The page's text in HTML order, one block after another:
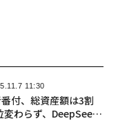
11:30
付、総資産額は3割
わらず、DeepSeek